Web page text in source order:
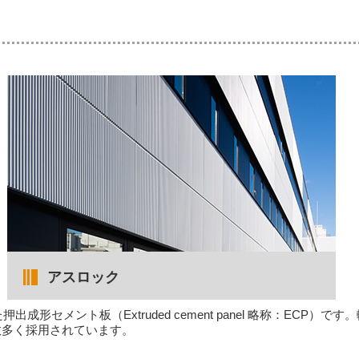
アスロック
出成形セメント板（Extruded cement panel 略称：ECP）です
く採用されています。